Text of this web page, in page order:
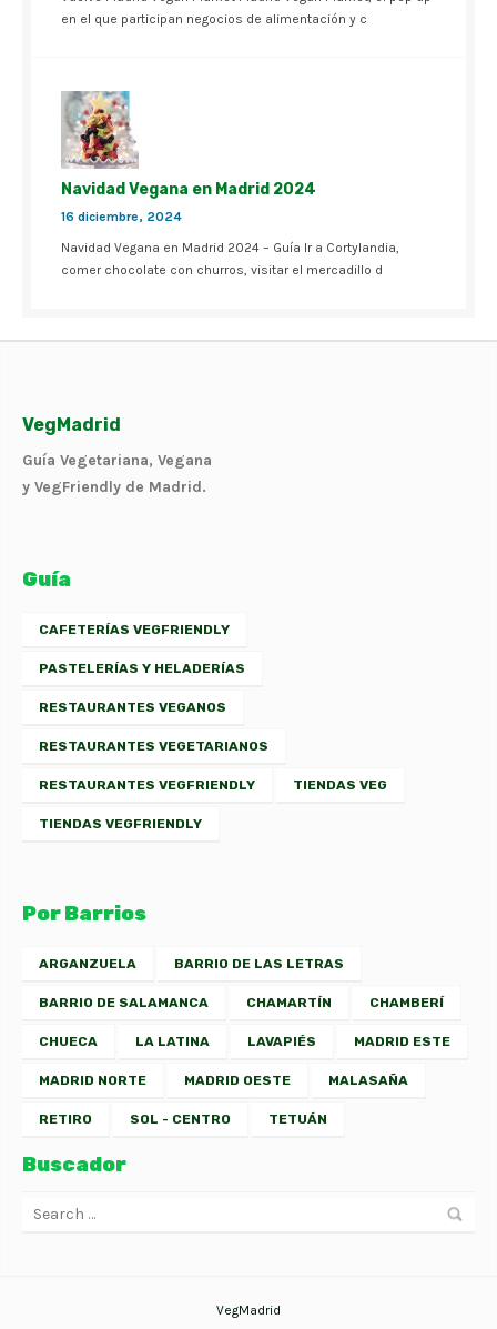
en el que participan negocios de alimentación y c
Navidad Vegana en Madrid 2024
16 diciembre, 2024
Navidad Vegana en Madrid 2024 – Guía Ir a Cortylandia,
comer chocolate con churros, visitar el mercadillo d
VegMadrid
Guía Vegetariana, Vegana
y VegFriendly de Madrid.
Guía
CAFETERÍAS VEGFRIENDLY
PASTELERÍAS Y HELADERÍAS
RESTAURANTES VEGANOS
RESTAURANTES VEGETARIANOS
RESTAURANTES VEGFRIENDLY TIENDAS VEG
TIENDAS VEGFRIENDLY
Por Barrios
ARGANZUELA BARRIO DE LAS LETRAS
BARRIO DE SALAMANCA CHAMARTÍN CHAMBERÍ
CHUECA LA LATINA LAVAPIÉS MADRID ESTE
MADRID NORTE MADRID OESTE MALASAÑA
RETIRO SOL - CENTRO TETUÁN
Buscador
VegMadrid